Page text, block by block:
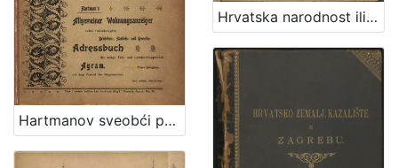
Hartmanov sveobći popis stanova sa podpunim adresarom oblasti, ureda, obrtnika i trgovaca kralj. slobodnoga i glavnoga grada Zagreba : prvi tečaj sa slikom gradonačelnika i tlorisom gradskim = Hartman's allgemeiner Wohnungsanzeiger nebst vollständigem Behörden-, Handels-, und Gewerbe- Adressbuch der köngl. frei- u. Landeshauptstadt Agrem : erster Jahrgang mit dem portrait des Bürgermeisters der St
Hrvatska narodnost iliti Duša hrvatskoga naroda : poviestno-filozofička razprava / napisa Gj. Stj. Deželić